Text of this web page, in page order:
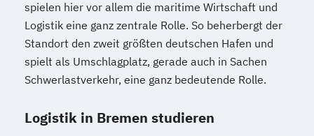
spielen hier vor allem die maritime Wirtschaft und
Logistik eine ganz zentrale Rolle. So beherbergt der
Standort den zweit größten deutschen Hafen und
spielt als Umschlagplatz, gerade auch in Sachen
Schwerlastverkehr, eine ganz bedeutende Rolle.
Logistik in Bremen studieren